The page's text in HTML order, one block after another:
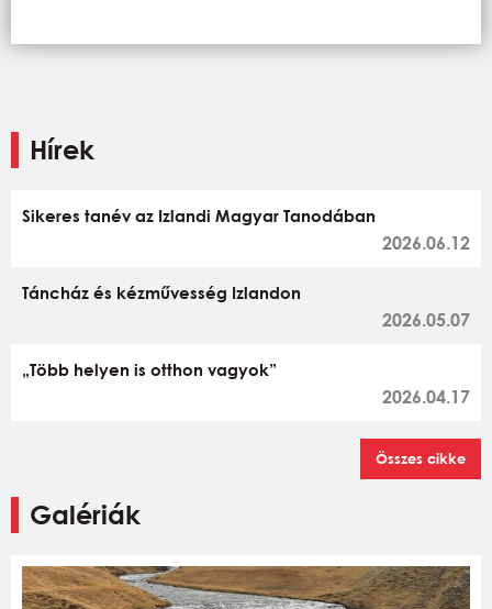
Hírek
Sikeres tanév az Izlandi Magyar Tanodában
2026.06.12
Táncház és kézművesség Izlandon
2026.05.07
„Több helyen is otthon vagyok”
2026.04.17
Összes cikke
Galériák